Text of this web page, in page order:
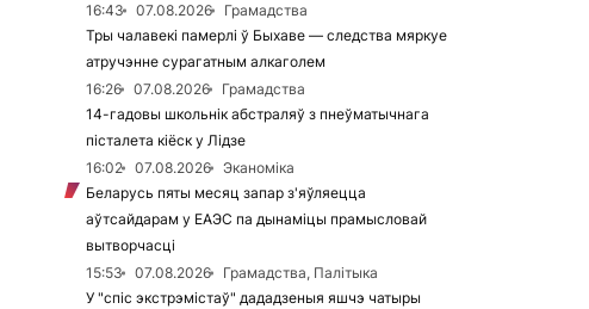
16:43
07.08.2026
Грамадства
Тры чалавекі памерлі ў Быхаве — следства мяркуе
атручэнне сурагатным алкаголем
16:26
07.08.2026
Грамадства
14-гадовы школьнік абстраляў з пнеўматычнага
пісталета кіёск у Лідзе
16:02
07.08.2026
Эканоміка
Беларусь пяты месяц запар з'яўляецца
аўтсайдарам у ЕАЭС па дынаміцы прамысловай
вытворчасці
15:53
07.08.2026
Грамадства, Палітыка
У "спіс экстрэмістаў" дададзеныя яшчэ чатыры